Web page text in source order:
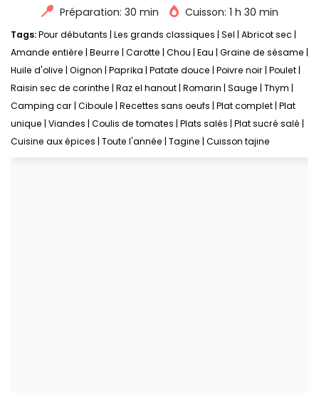
Préparation: 30 min
Cuisson: 1 h 30 min
Tags:Pour débutants Les grands classiques Sel Abricot sec
Amande entière Beurre Carotte Chou Eau Graine de sésame
Huile d'olive Oignon Paprika Patate douce Poivre noir Poulet
Raisin sec de corinthe Raz el hanout Romarin Sauge Thym
Camping car Ciboule Recettes sans oeufs Plat complet Plat
unique Viandes Coulis de tomates Plats salés Plat sucré salé
Cuisine aux épices Toute l'année Tagine Cuisson tajine